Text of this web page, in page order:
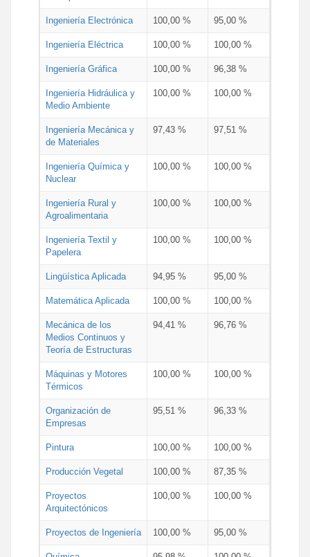
Ingeniería Electrónica 100,00 % 95,00 %
Ingeniería Eléctrica 100,00 % 100,00 %
Ingeniería Gráfica 100,00 % 96,38 %
Ingeniería Hidráulica y
Medio Ambiente
100,00 % 100,00 %
Ingeniería Mecánica y
de Materiales
97,43 % 97,51 %
Ingeniería Química y
Nuclear
100,00 % 100,00 %
Ingeniería Rural y
Agroalimentaria
100,00 % 100,00 %
Ingeniería Textil y
Papelera
100,00 % 100,00 %
Lingüística Aplicada 94,95 % 95,00 %
Matemática Aplicada 100,00 % 100,00 %
Mecánica de los
Medios Continuos y
Teoría de Estructuras
94,41 % 96,76 %
Máquinas y Motores
Térmicos
100,00 % 100,00 %
Organización de
Empresas
95,51 % 96,33 %
Pintura 100,00 % 100,00 %
Producción Vegetal 100,00 % 87,35 %
Proyectos
Arquitectónicos
100,00 % 100,00 %
Proyectos de Ingeniería 100,00 % 95,00 %